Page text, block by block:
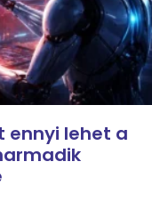
ennyi lehet a